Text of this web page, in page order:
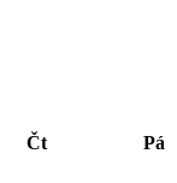
Čt Pá